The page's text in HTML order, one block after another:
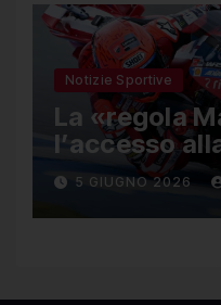
Notizie Sportive
La «regola
l’accesso
regolamento
5 GIUGNO 2026